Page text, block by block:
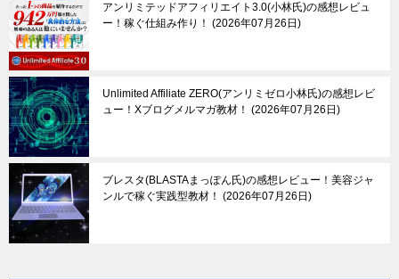
アンリミテッドアフィリエイト3.0(小林氏)の感想レビュ
ー！稼ぐ仕組み作り！
2026年07月26日
Unlimited Affiliate ZERO(アンリミゼロ小林氏)の感想レビ
ュー！Xブログメルマガ教材！
2026年07月26日
ブレスタ(BLASTAまっぽん氏)の感想レビュー！美容ジャ
ンルで稼ぐ実践型教材！
2026年07月26日